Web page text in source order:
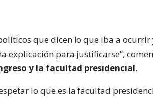
que dicen lo que iba a
explicación para justificarse”,
y la facultad presidencial.
lo que es la facultad